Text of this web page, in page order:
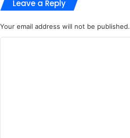
Leave a Reply
Your email address will not be published.